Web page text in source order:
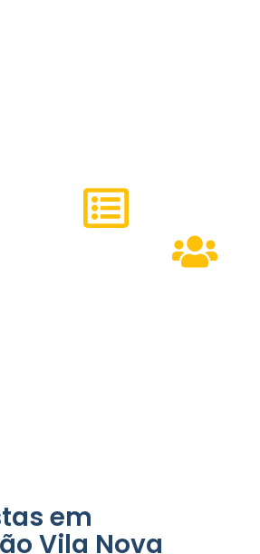
em
Vila Nova